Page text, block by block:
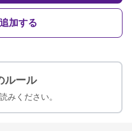
加する
ルール
みください。